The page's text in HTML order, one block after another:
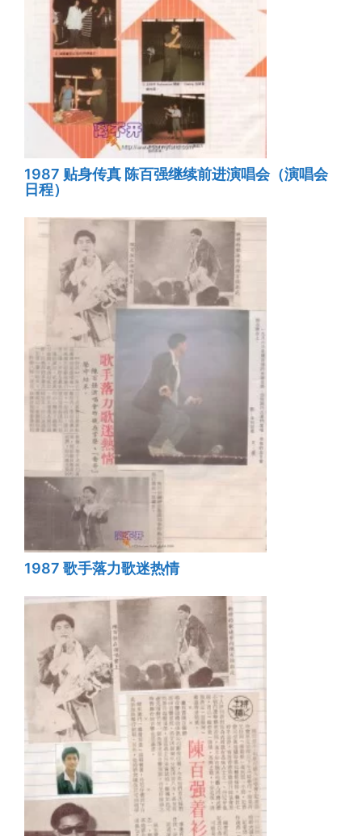
1987 贴身传真 陈百强继续前进演唱会（演唱会
日程）
1987 歌手落力歌迷热情